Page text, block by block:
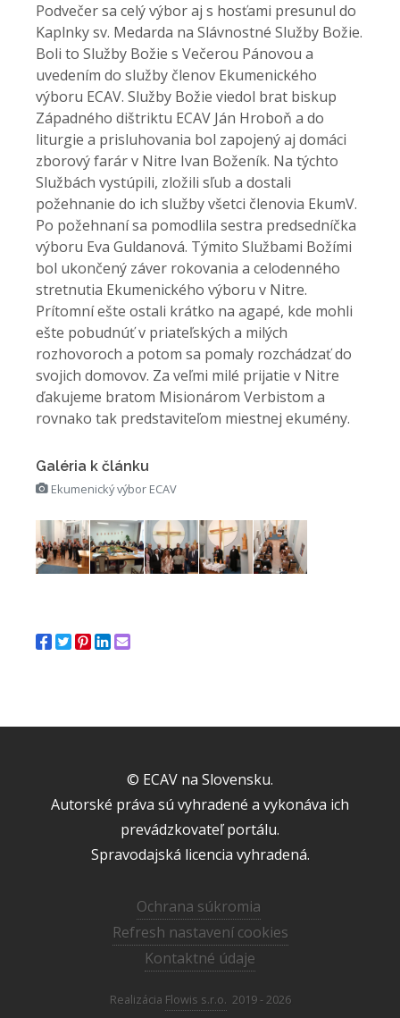
Podvečer sa celý výbor aj s hosťami presunul do
Kaplnky sv. Medarda na Slávnostné Služby Božie.
Boli to Služby Božie s Večerou Pánovou a
uvedením do služby členov Ekumenického
výboru ECAV. Služby Božie viedol brat biskup
Západného dištriktu ECAV Ján Hroboň a do
liturgie a prisluhovania bol zapojený aj domáci
zborový farár v Nitre Ivan Boženík. Na týchto
Službách vystúpili, zložili sľub a dostali
požehnanie do ich služby všetci členovia EkumV.
Po požehnaní sa pomodlila sestra predsedníčka
výboru Eva Guldanová. Týmito Službami Božími
bol ukončený záver rokovania a celodenného
stretnutia Ekumenického výboru v Nitre.
Prítomní ešte ostali krátko na agapé, kde mohli
ešte pobudnúť v priateľských a milých
rozhovoroch a potom sa pomaly rozchádzať do
svojich domovov. Za veľmi milé prijatie v Nitre
ďakujeme bratom Misionárom Verbistom a
rovnako tak predstaviteľom miestnej ekumény.
Galéria k článku
Ekumenický výbor ECAV
© ECAV na Slovensku.
Autorské práva sú vyhradené a vykonáva ich
prevádzkovateľ portálu.
Spravodajská licencia vyhradená.
Ochrana súkromia
Refresh nastavení cookies
Kontaktné údaje
Realizácia Flowis s.r.o. 2019 - 2026